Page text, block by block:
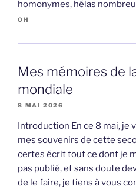
homonymes, hélas
OH
Mes mémoires de
mondiale
8 MAI 2026
Introduction En ce 8 mai, je
mes souvenirs de cette
certes écrit tout ce dont je
pas publié, et sans doute
de le faire, je tiens à vous